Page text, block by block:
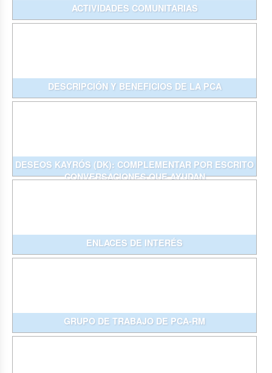
ACTIVIDADES COMUNITARIAS
DESCRIPCIÓN Y BENEFICIOS DE LA PCA
DESEOS KAYRÓS (DK): COMPLEMENTAR POR ESCRITO
CONVERSACIONES QUE AYUDAN
ENLACES DE INTERÉS
GRUPO DE TRABAJO DE PCA-RM